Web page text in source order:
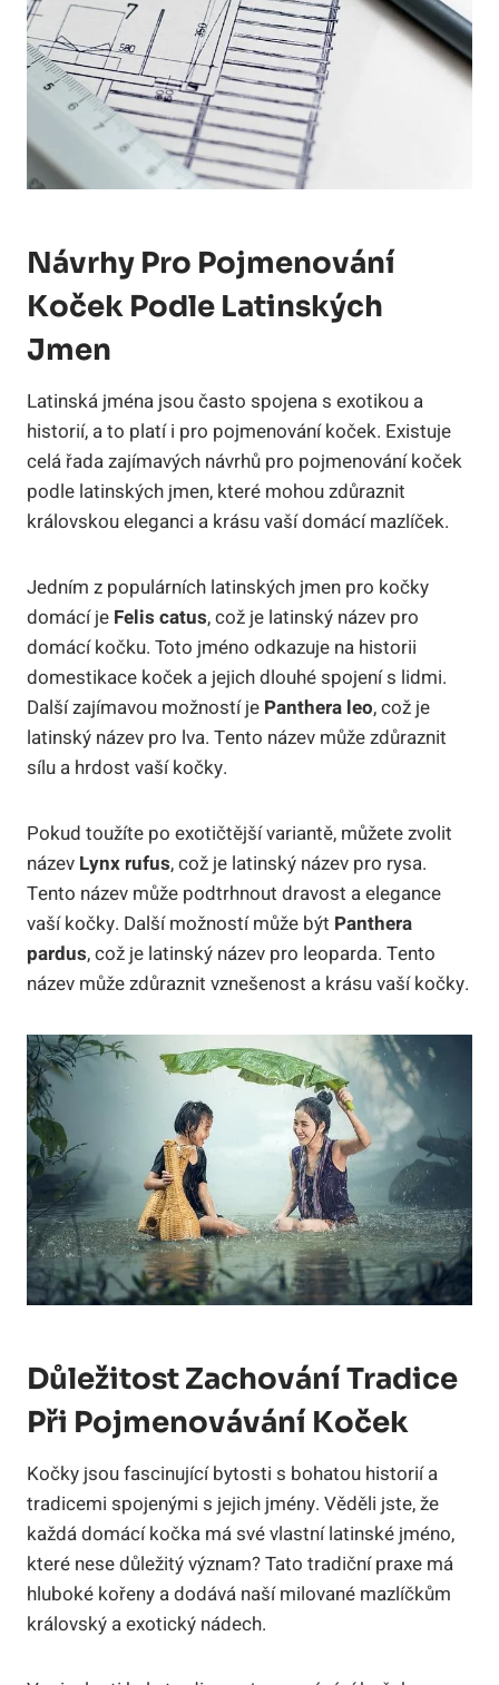
Návrhy Pro Pojmenování
Koček Podle Latinských
Jmen
Latinská jména jsou často spojena s exotikou a
historií, a to platí i pro pojmenování koček. Existuje
celá řada zajímavých návrhů pro pojmenování koček
podle latinských jmen, které mohou zdůraznit
královskou eleganci a krásu vaší domácí mazlíček.
Jedním z populárních latinských jmen pro kočky
domácí je Felis catus, což je latinský název pro
domácí kočku. Toto jméno odkazuje na historii
domestikace koček a jejich dlouhé spojení s lidmi.
Další zajímavou možností je Panthera leo, což je
latinský název pro lva. Tento název může zdůraznit
sílu a hrdost vaší kočky.
Pokud toužíte po exotičtější variantě, můžete zvolit
název Lynx rufus, což je latinský název pro rysa.
Tento název může podtrhnout dravost a elegance
vaší kočky. Další možností může být Panthera
pardus, což je latinský název pro leoparda. Tento
název může zdůraznit vznešenost a krásu vaší kočky.
Důležitost Zachování Tradice
Při Pojmenovávání Koček
Kočky jsou fascinující bytosti s bohatou historií a
tradicemi spojenými s jejich jmény. Věděli jste, že
každá domácí kočka má své vlastní latinské jméno,
které nese důležitý význam? Tato tradiční praxe má
hluboké kořeny a dodává naší milované mazlíčkům
královský a exotický nádech.